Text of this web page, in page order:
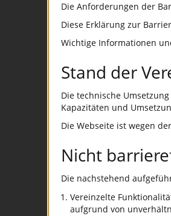
Die Anforderungen der
Diese Erklärung zur
Wichtige Informationen
Stand der
Die technische
Kapazitäten und
Die Webseite ist wegen
Nicht
Die nachstehend
Vereinzelte
aufgrund von